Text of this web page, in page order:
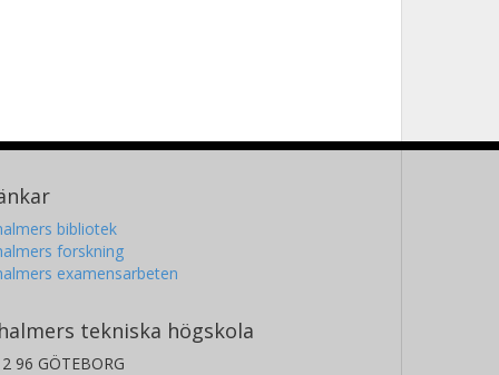
bibliotek
forskning
examensarbeten
tekniska högskola
96 GÖTEBORG